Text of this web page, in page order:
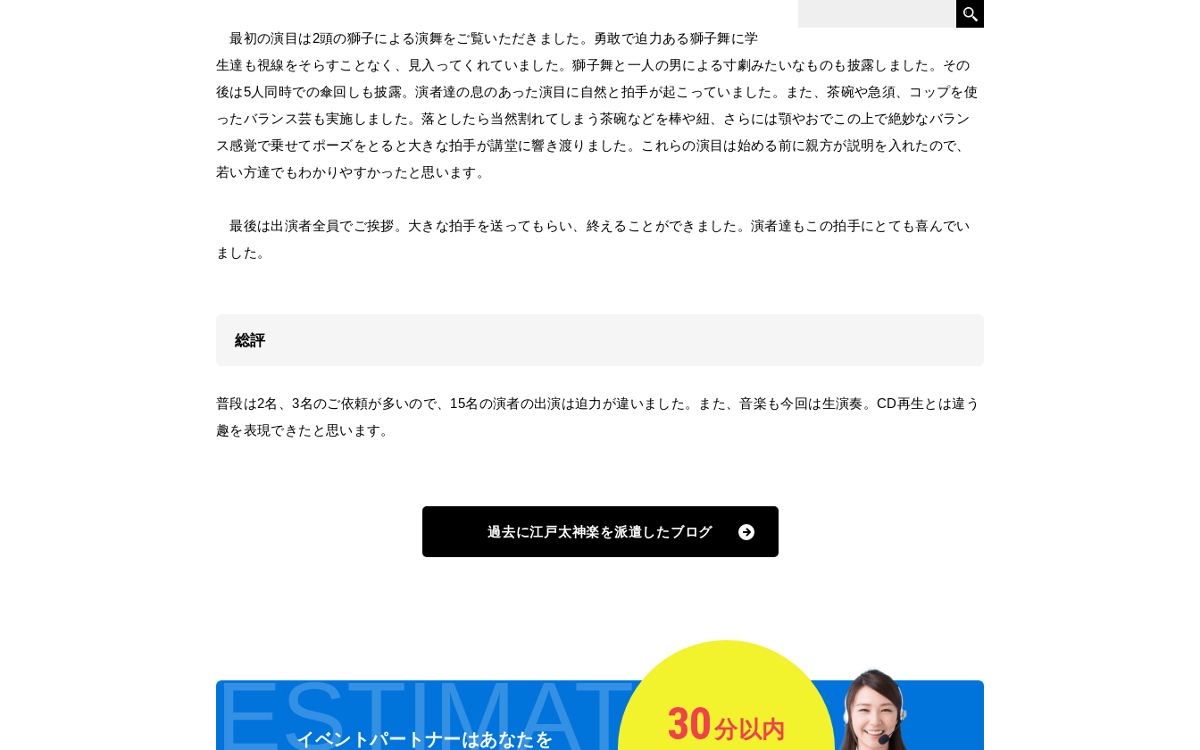
最初の演目は2頭の獅子による演舞をご覧いただきました。勇敢で迫力ある獅子舞に学
生達も視線をそらすことなく、見入ってくれていました。獅子舞と一人の男による寸劇みたいなものも披露しました。その
後は5人同時での傘回しも披露。演者達の息のあった演目に自然と拍手が起こっていました。また、茶碗や急須、コップを使
ったバランス芸も実施しました。落としたら当然割れてしまう茶碗などを棒や紐、さらには顎やおでこの上で絶妙なバラン
ス感覚で乗せてポーズをとると大きな拍手が講堂に響き渡りました。これらの演目は始める前に親方が説明を入れたので、
若い方達でもわかりやすかったと思います。
最後は出演者全員でご挨拶。大きな拍手を送ってもらい、終えることができました。演者達もこの拍手にとても喜んでい
ました。
総評
普段は2名、3名のご依頼が多いので、15名の演者の出演は迫力が違いました。また、音楽も今回は生演奏。CD再生とは違う
趣を表現できたと思います。
過去に江戸太神楽を派遣したブログ
ESTIMATE
イベントパートナーはあなたを 30分以内